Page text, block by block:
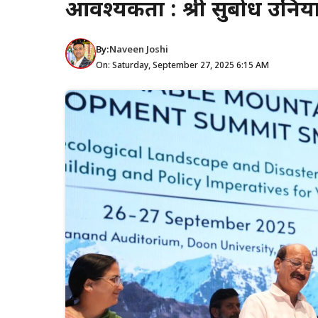
आवश्यकता : श्री सुबोध
By:Naveen Joshi
On: Saturday, September 27, 2025 6:15 AM